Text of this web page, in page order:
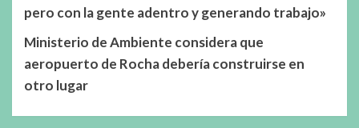
pero con la gente adentro y generando trabajo»
Ministerio de Ambiente considera que
aeropuerto de Rocha debería construirse en
otro lugar